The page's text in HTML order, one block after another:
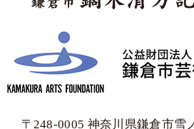
〒248-0005 神奈川県鎌倉市雪